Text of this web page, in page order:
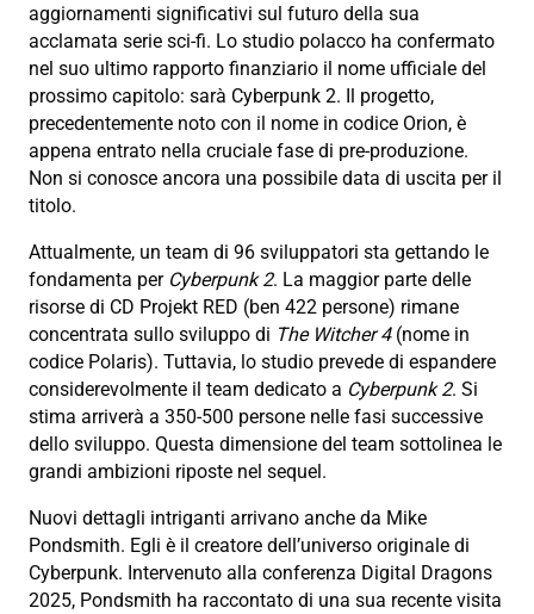
aggiornamenti significativi sul futuro della sua
acclamata serie sci-fi. Lo studio polacco ha confermato
nel suo ultimo rapporto finanziario il nome ufficiale del
prossimo capitolo: sarà Cyberpunk 2. Il progetto,
precedentemente noto con il nome in codice Orion, è
appena entrato nella cruciale fase di pre-produzione.
Non si conosce ancora una possibile data di uscita per il
titolo.
Attualmente, un team di 96 sviluppatori sta gettando le
fondamenta per Cyberpunk 2. La maggior parte delle
risorse di CD Projekt RED (ben 422 persone) rimane
concentrata sullo sviluppo di The Witcher 4(nome in
codice Polaris). Tuttavia, lo studio prevede di espandere
considerevolmente il team dedicato a Cyberpunk 2. Si
stima arriverà a 350-500 persone nelle fasi successive
dello sviluppo. Questa dimensione del team sottolinea le
grandi ambizioni riposte nel sequel.
Nuovi dettagli intriganti arrivano anche da Mike
Pondsmith. Egli è il creatore dell’universo originale di
Cyberpunk. Intervenuto alla conferenza Digital Dragons
2025, Pondsmith ha raccontato di una sua recente visita